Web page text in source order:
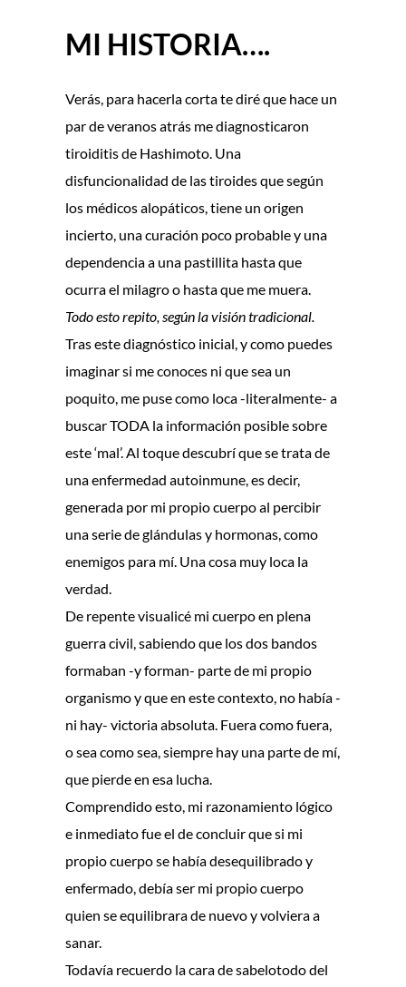
MI HISTORIA….
Verás, para hacerla corta te diré que hace un
par de veranos atrás me diagnosticaron
tiroiditis de Hashimoto. Una
disfuncionalidad de las tiroides que según
los médicos alopáticos, tiene un origen
incierto, una curación poco probable y una
dependencia a una pastillita hasta que
ocurra el milagro o hasta que me muera.
Todo esto repito, según la visión tradicional.
Tras este diagnóstico inicial, y como puedes
imaginar si me conoces ni que sea un
poquito, me puse como loca -literalmente- a
buscar TODA la información posible sobre
este ‘mal’. Al toque descubrí que se trata de
una enfermedad autoinmune, es decir,
generada por mi propio cuerpo al percibir
una serie de glándulas y hormonas, como
enemigos para mí. Una cosa muy loca la
verdad.
De repente visualicé mi cuerpo en plena
guerra civil, sabiendo que los dos bandos
formaban -y forman- parte de mi propio
organismo y que en este contexto, no había -
ni hay- victoria absoluta. Fuera como fuera,
o sea como sea, siempre hay una parte de mí,
que pierde en esa lucha.
Comprendido esto, mi razonamiento lógico
e inmediato fue el de concluir que si mi
propio cuerpo se había desequilibrado y
enfermado, debía ser mi propio cuerpo
quien se equilibrara de nuevo y volviera a
sanar.
Todavía recuerdo la cara de sabelotodo del